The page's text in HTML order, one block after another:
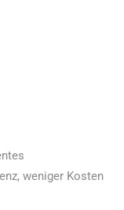
weniger Kosten